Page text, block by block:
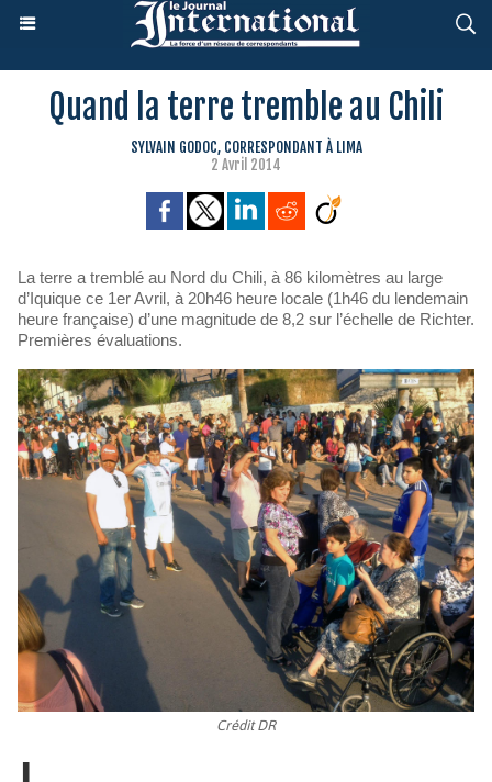
Quand la terre tremble au Chili
SYLVAIN GODOC, CORRESPONDANT À LIMA
2 Avril 2014
La terre a tremblé au Nord du Chili, à 86 kilomètres au large
d’Iquique ce 1er Avril, à 20h46 heure locale (1h46 du lendemain
heure française) d’une magnitude de 8,2 sur l’échelle de Richter.
Premières évaluations.
Crédit DR